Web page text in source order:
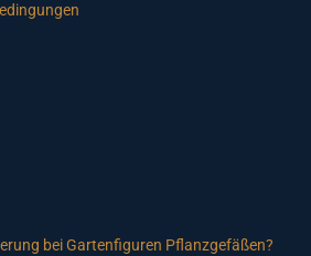
bei Gartenfiguren Pflanzgefäßen?